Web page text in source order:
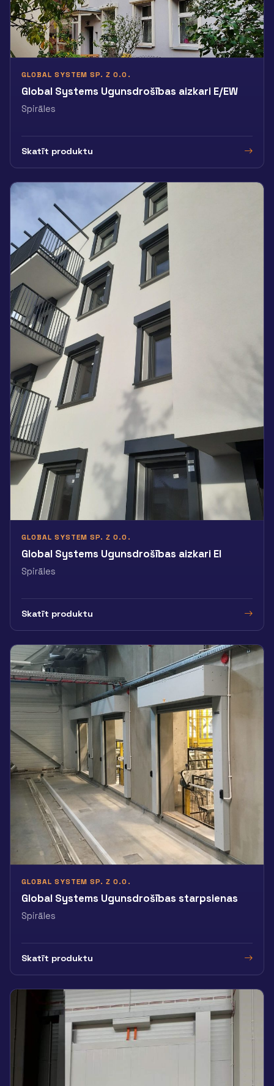
GLOBAL SYSTEM SP. Z O.O.
Global Systems Ugunsdrošības aizkari E/EW
Spirāles
Skatīt produktu
GLOBAL SYSTEM SP. Z O.O.
Global Systems Ugunsdrošības aizkari EI
Spirāles
Skatīt produktu
GLOBAL SYSTEM SP. Z O.O.
Global Systems Ugunsdrošības starpsienas
Spirāles
Skatīt produktu